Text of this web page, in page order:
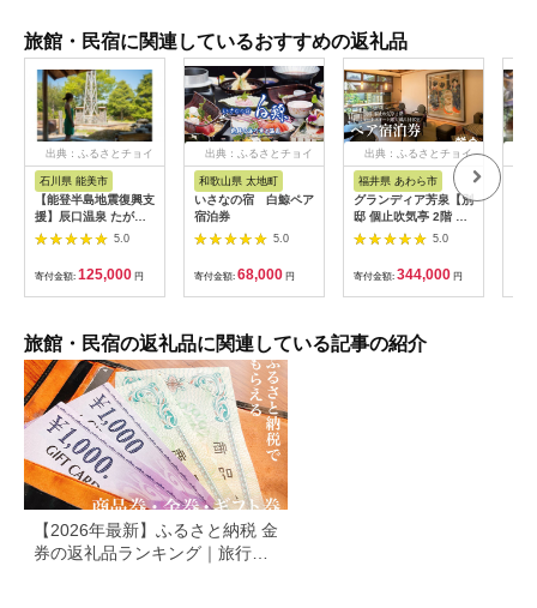
旅館・民宿に関連しているおすすめの返礼品
出典：ふるさとチョイ
石川県 能美市
【能登半島地震復興支
援】辰口温泉 たがわ
龍泉閣「吉祥亭」ペア
5.0
寄付金額: 125,000 円
出典：ふるさとチョイ
和歌山県 太地町
いさなの宿 白鯨ペア
宿泊券
5.0
寄付金額: 68,000 円
出典：ふるさとチョイ
福井県 あわら市
グランディア芳泉【別
邸 個止吹気亭 2階 コ
ンフォートスイート
2食付き ペア宿泊券
（2名様分） ／ 旅行
チケット 温泉 北陸 あ
ト 冷蔵庫インクルー
シブ グランディア あ
5.0
寄付金額: 344,000 円
旅館・民宿の返礼品に関連している記事の紹介
【2026年最新】ふるさと納税 金
券の返礼品ランキング｜旅行